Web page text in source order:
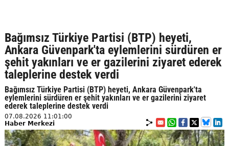
Bağımsız Türkiye Partisi (BTP) heyeti,
Ankara Güvenpark'ta eylemlerini sürdüren er
şehit yakınları ve er gazilerini ziyaret ederek
taleplerine destek verdi
Bağımsız Türkiye Partisi (BTP) heyeti, Ankara Güvenpark'ta
eylemlerini sürdüren er şehit yakınları ve er gazilerini ziyaret
ederek taleplerine destek verdi
07.08.2026 11:01:00
Haber Merkezi